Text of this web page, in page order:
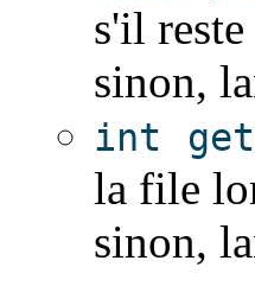
s'il
sinon,
int
la file
sinon,